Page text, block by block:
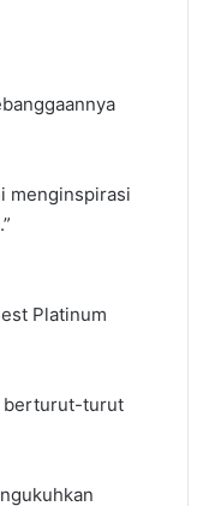
menginspirasi
Platinum
berturut-turut